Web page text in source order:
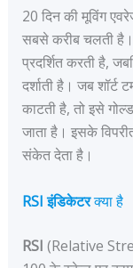
20 दिन की मूविंग
सबसे करीब चलती है।
प्रदर्शित करती है,
दर्शाती है। जब शॉर्ट
काटती है, तो इसे
जाता है। इसके
संकेत देता है।
RSI इंडिकेटरक्या है
RSI (Relative